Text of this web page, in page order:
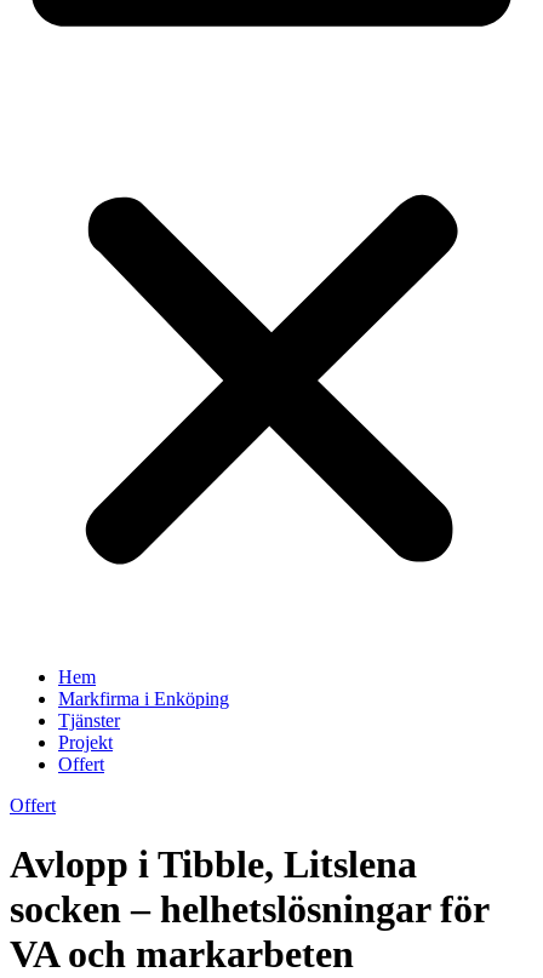
Hem
Markfirma i Enköping
Tjänster
Projekt
Offert
Offert
Avlopp i Tibble, Litslena
socken – helhetslösningar för
VA och markarbeten